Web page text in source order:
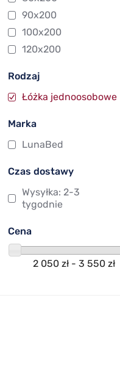
90x200
100x200
120x200
Rodzaj
Łóżka jednoosobowe
Marka
LunaBed
Czas dostawy
Wysyłka: 2-3
tygodnie
Cena
2 050 zł - 3 550 zł